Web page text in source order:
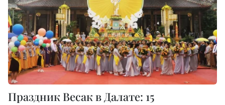
Праздник Весак в Далате: 15